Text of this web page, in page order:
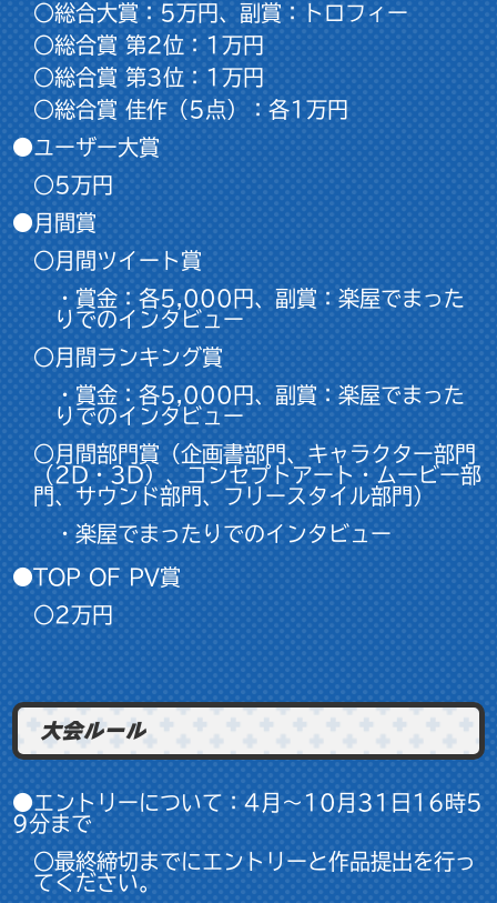
○総合大賞：5万円、副賞：トロフィー
○総合賞 第2位：1万円
○総合賞 第3位：1万円
○総合賞 佳作（5点）：各1万円
●ユーザー大賞
○5万円
●月間賞
○月間ツイート賞
・賞金：各5,000円、副賞：楽屋でまった
りでのインタビュー
○月間ランキング賞
・賞金：各5,000円、副賞：楽屋でまった
りでのインタビュー
○月間部門賞（企画書部門、キャラクター部門
（2D・3D）、コンセプトアート・ムービー部
門、サウンド部門、フリースタイル部門）
・楽屋でまったりでのインタビュー
●TOP OF PV賞
○2万円
大会ルール
●エントリーについて：4月～10月31日16時5
9分まで
○最終締切までにエントリーと作品提出を行っ
てください。